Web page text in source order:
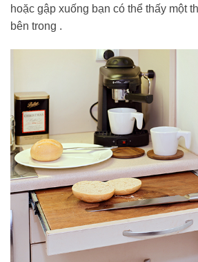
hoặc gập xuống bạn có thể thấy một
bên trong .